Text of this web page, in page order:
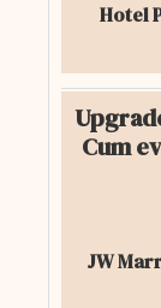
Hotel
Cum
JW